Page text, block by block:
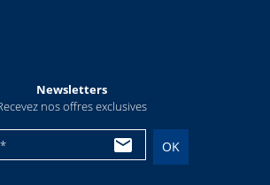
Newsletters
nos offres exclusives
OK